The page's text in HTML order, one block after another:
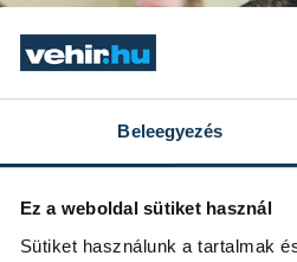
Beleegyezés
Ez a weboldal sütiket használ
Sütiket használunk a tartalmak